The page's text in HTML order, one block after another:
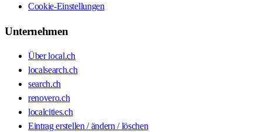
Cookie-Einstellungen
Unternehmen
Über local.ch
localsearch.ch
search.ch
renovero.ch
localcities.ch
Eintrag erstellen / ändern / löschen